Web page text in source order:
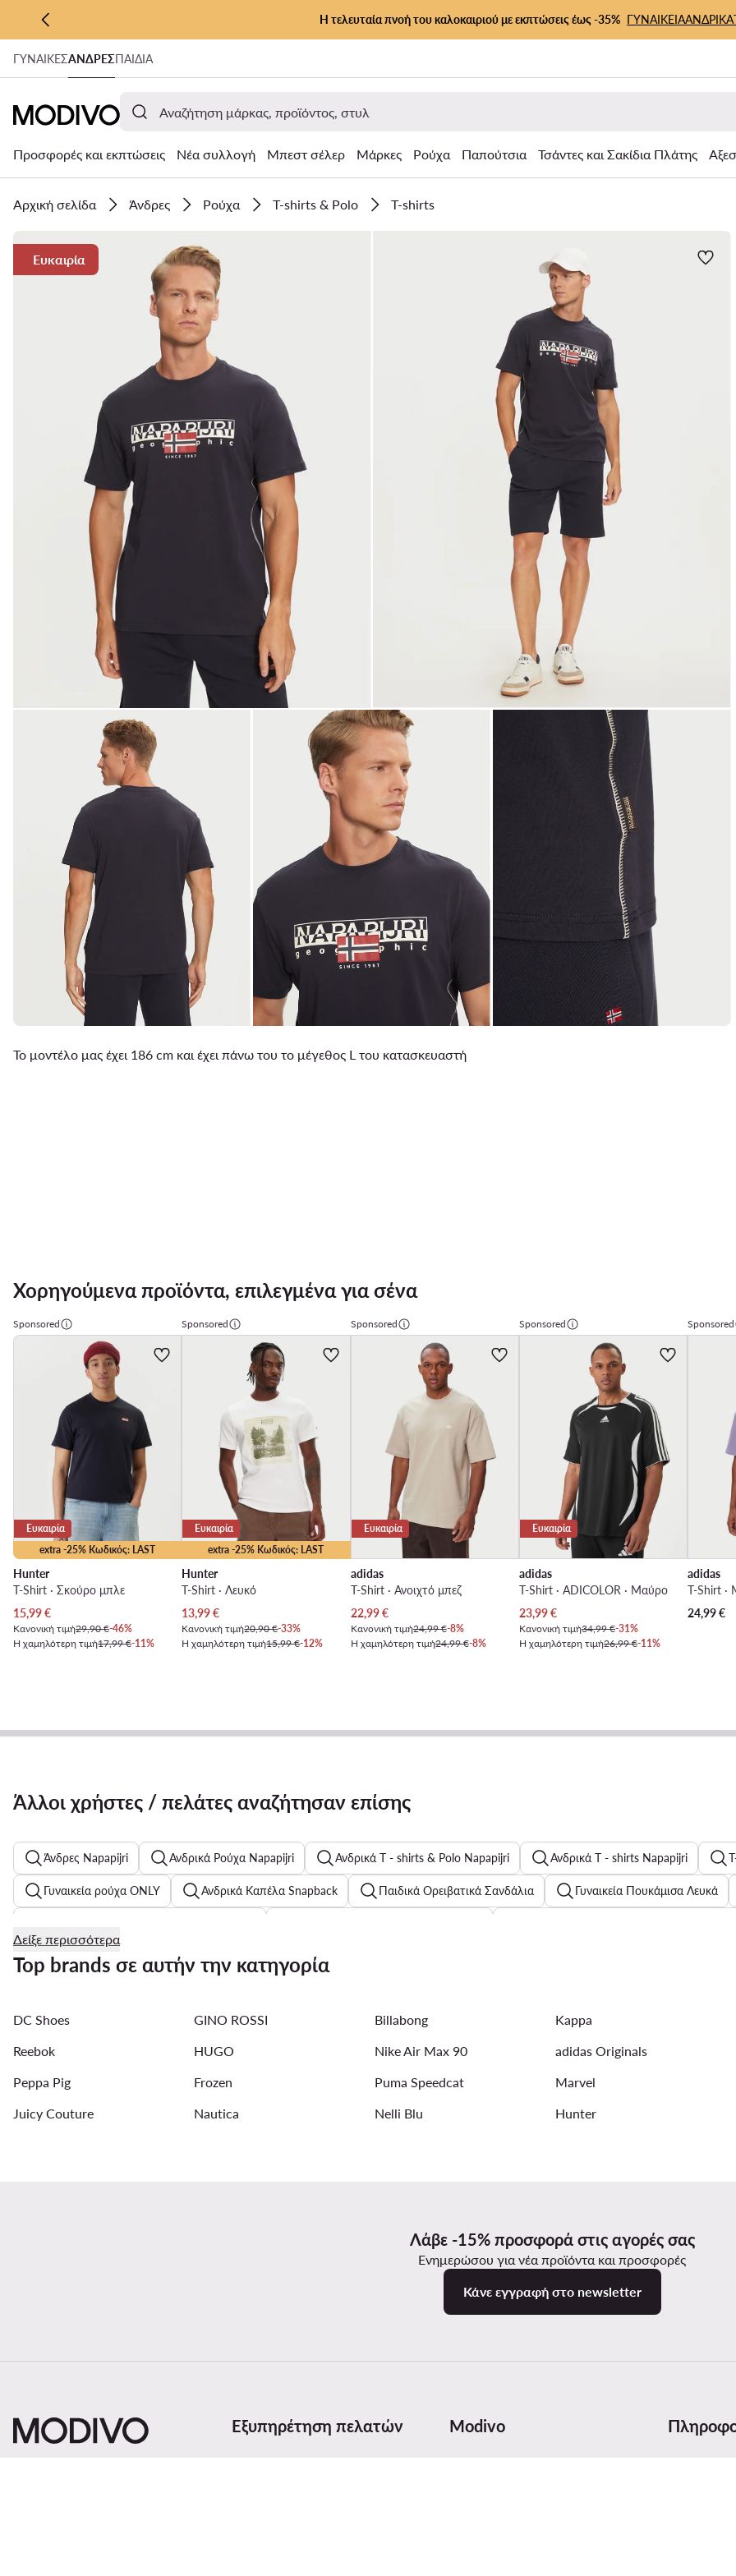
ΜΕΤΆΒΑΣΗ ΣΤΟ ΚΎΡΙΟ ΠΕΡΙΕΧΌΜΕΝΟ
ΜΕΤΆΒΑΣΗ ΣΤΗΝ ΑΝΑΖΉΤΗΣΗ
Η τελευταία πνοή του καλοκαιριού με εκπτώσεις έως -35% ΓΥΝΑΙΚΕΙΑΑΝΔΡΙΚΑ
ΓΥΝΑΊΚΕΣΑΝΔΡΕΣΠΑΙΔΙΑ
Προσφορές και εκπτώσεις Νέα συλλογή Μπεστ σέλερ Μάρκες Ρούχα Παπούτσια Τσάντες και Σακίδια Πλάτης
Αρχική σελίδα Άνδρες Ρούχα T-shirts & Polo T-shirts
Το μοντέλο μας έχει 186 cm και έχει πάνω του το μέγεθος L του κατασκευαστή
Ευκαιρία
Χορηγούμενα προϊόντα, επιλεγμένα για σένα
Sponsored
extra -25% Κωδικός: LAST
Ευκαιρία
Hunter
T-Shirt · Σκούρο μπλε
Τρέχουσα τιμή
15,99€
Κανονική τιμή29,90 €-46%
Η χαμηλότερη τιμή17,99 €-11%
Sponsored
extra -25% Κωδικός: LAST
Ευκαιρία
Hunter
T-Shirt · Λευκό
Τρέχουσα τιμή
13,99€
Κανονική τιμή20,90 €-33%
Η χαμηλότερη τιμή15,99 €-12%
Sponsored
Ευκαιρία
adidas
T-Shirt · Ανοιχτό μπεζ
Τρέχουσα τιμή
22,99€
Κανονική τιμή24,99 €-8%
Η χαμηλότερη τιμή24,99 €-8%
Sponsored
Ευκαιρία
adidas
T-Shirt · ADICOLOR · Μαύρο
Τρέχουσα τιμή
23,99€
Κανονική τιμή34,99 €-31%
Η χαμηλότερη τιμή26,99 €-11%
Sponsored
adidas
T-Shirt
24,99€
Άλλοι χρήστες / πελάτες αναζήτησαν επίσης
Άνδρες Napapijri Ανδρικά Ρούχα Napapijri Ανδρικά T - shirts & Polo Napapijri Ανδρικά T - shirts Napapijri
Γυναικεία ρούχα ONLY Ανδρικά Καπέλα Snapback Παιδικά Ορειβατικά Σανδάλια Γυναικεία Πουκάμισα Λευκά
Μπλε γυναικεία μπουφάν Αθλητικά Calvin Klein για άνδρες
Μαύρα παιδικά ρούχα Μπουφάν Desigual για γυναίκες Γυναικεία μάλλινα και κασμιρένια παλτό Γυναικεία T -
Δείξε περισσότερα
Top brands σε αυτήν την κατηγορία
DC Shoes GINO ROSSI Billabong Kappa
Reebok
HUGO Nike Air Max 90 adidas Originals
Peppa Pig
Frozen Puma Speedcat Marvel
Juicy Couture
Nautica Nelli Blu Hunter
Λάβε -15% προσφορά στις αγορές σας
Ενημερώσου για νέα προϊόντα και προσφορές
Κάνε εγγραφή στο newsletter
Εξυπηρέτηση πελατών Modivo